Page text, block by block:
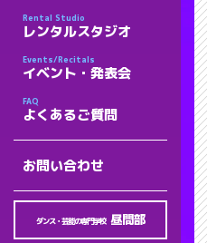
Rental Studio
レンタルスタジオ
Events/Recitals
イベント・発表会
FAQ
よくあるご質問
お問い合わせ
ダンス・芸能の専門学校 昼間部